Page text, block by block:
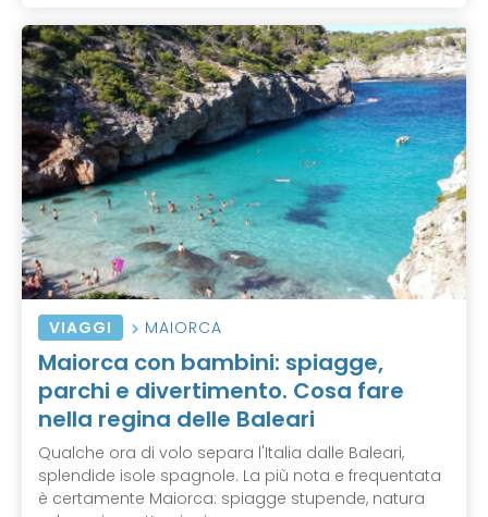
VIAGGI MAIORCA
Maiorca con bambini: spiagge,
parchi e divertimento. Cosa fare
nella regina delle Baleari
Qualche ora di volo separa l'Italia dalle Baleari,
splendide isole spagnole. La più nota e frequentata
è certamente Maiorca: spiagge stupende, natura